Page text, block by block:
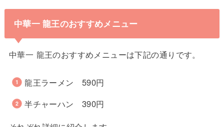
中華一 龍王のおすすめメニュー
中華一 龍王のおすすめメニューは下記の通りです。
龍王ラーメン 590円
半チャーハン 390円